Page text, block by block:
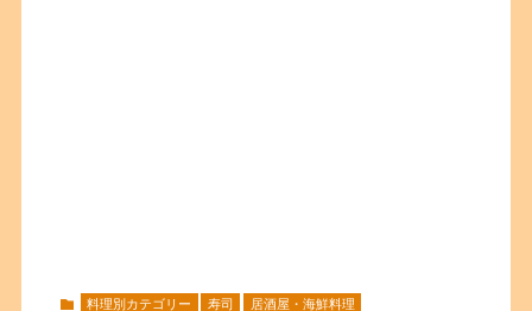
料理別カテゴリー 寿司 居酒屋・海鮮料理